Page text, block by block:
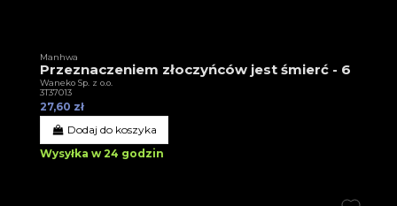
Manhwa
Przeznaczeniem złoczyńców jest śmierć - 6
Waneko Sp. z o.o.
3T37013
27,60 zł
Dodaj do koszyka
Wysyłka w 24 godzin